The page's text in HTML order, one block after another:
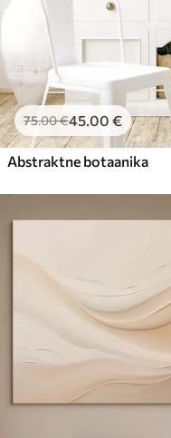
75.00€45.00 €
Abstraktne botaanika